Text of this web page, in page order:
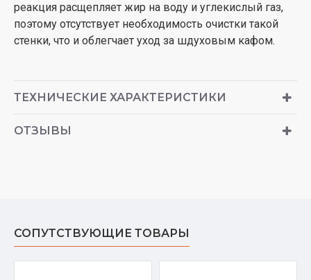
реакция расщепляет жир на воду и углекислый газ,
поэтому отсутствует необходимость очистки такой
стенки, что и облегчает уход за шдуховым кафом.
ТЕХНИЧЕСКИЕ ХАРАКТЕРИСТИКИ
ОТЗЫВЫ
СОПУТСТВУЮЩИЕ ТОВАРЫ